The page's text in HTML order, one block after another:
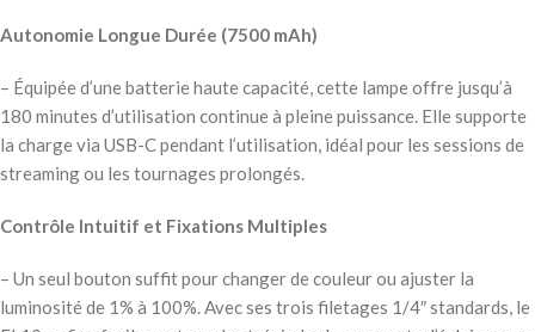
Autonomie Longue Durée (7500 mAh)
– Équipée d’une batterie haute capacité, cette lampe offre jusqu’à
180 minutes d’utilisation continue à pleine puissance. Elle supporte
la charge via USB-C pendant l’utilisation, idéal pour les sessions de
streaming ou les tournages prolongés.
Contrôle Intuitif et Fixations Multiples
– Un seul bouton suffit pour changer de couleur ou ajuster la
luminosité de 1% à 100%. Avec ses trois filetages 1/4″ standards, le